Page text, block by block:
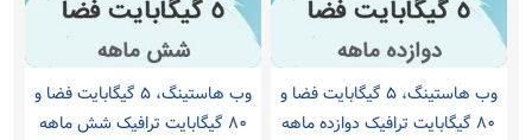
وب هاستینگ، 5 گیگابایت فضا و
80 گیگابایت ترافیک دوازده ماهه
وب هاستینگ، 5 گیگابایت فضا و
80 گیگابایت ترافیک شش ماهه